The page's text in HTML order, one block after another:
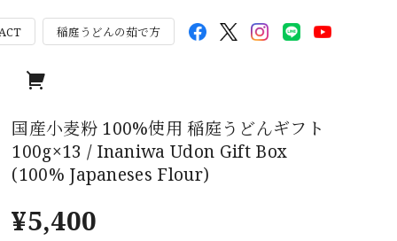
稲庭うどんの茹で方
国産小麦粉 100%使用 稲庭うどんギフト
100g×13 / Inaniwa Udon Gift Box
(100% Japaneses Flour)
¥5,400